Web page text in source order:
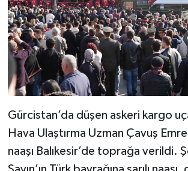
Gürcistan’da düşen askeri kargo
Hava Ulaştırma Uzman Çavuş Emre
naaşı Balıkesir’de toprağa verildi.